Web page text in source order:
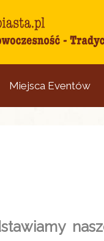
Miejsca Eventów